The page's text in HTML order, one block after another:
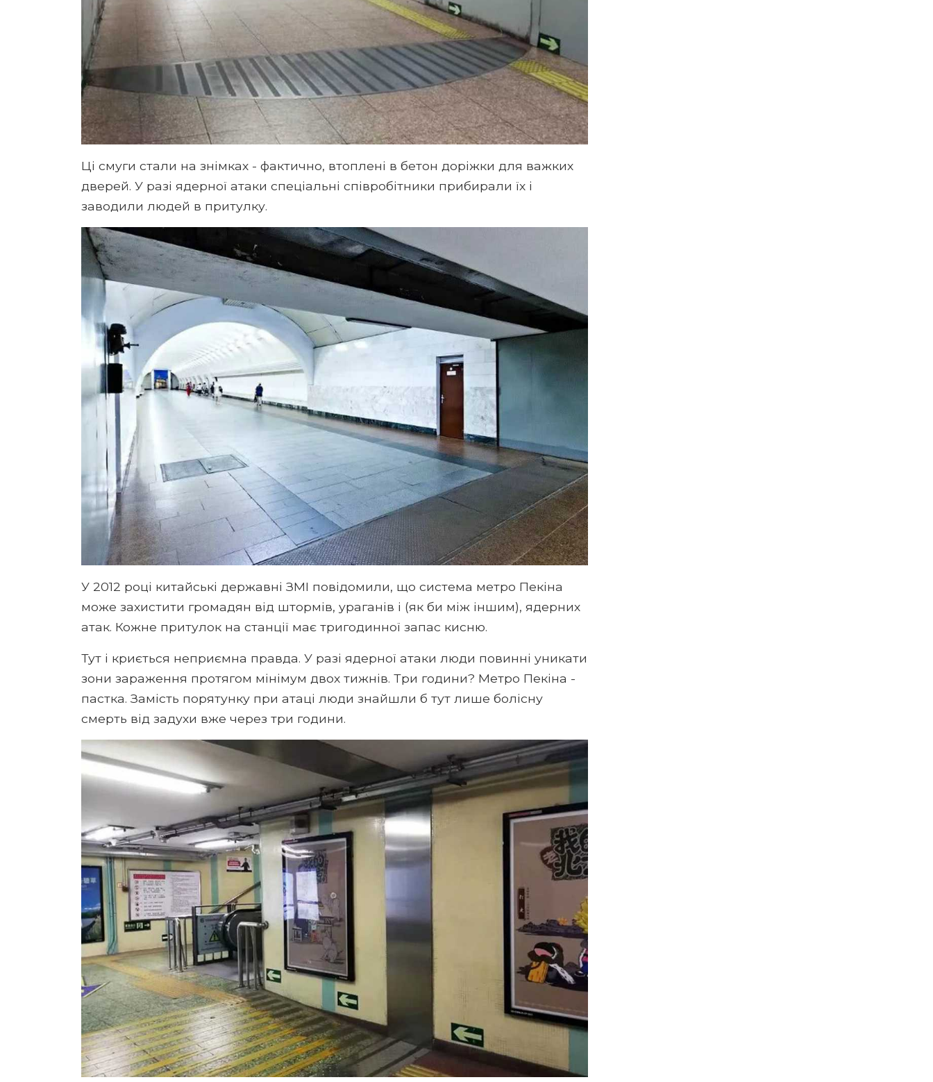
Ці смуги стали на знімках - фактично, втоплені в бетон доріжки для важких
дверей. У разі ядерної атаки спеціальні співробітники прибирали їх і
заводили людей в притулку.
У 2012 році китайські державні ЗМІ повідомили, що система метро Пекіна
може захистити громадян від штормів, ураганів і (як би між іншим), ядерних
атак. Кожне притулок на станції має тригодинної запас кисню.
Тут і криється неприємна правда. У разі ядерної атаки люди повинні уникати
зони зараження протягом мінімум двох тижнів. Три години? Метро Пекіна -
пастка. Замість порятунку при атаці люди знайшли б тут лише болісну
смерть від задухи вже через три години.